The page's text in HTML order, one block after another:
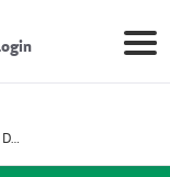
Prestador CENTRO DE ONCOLOGIA